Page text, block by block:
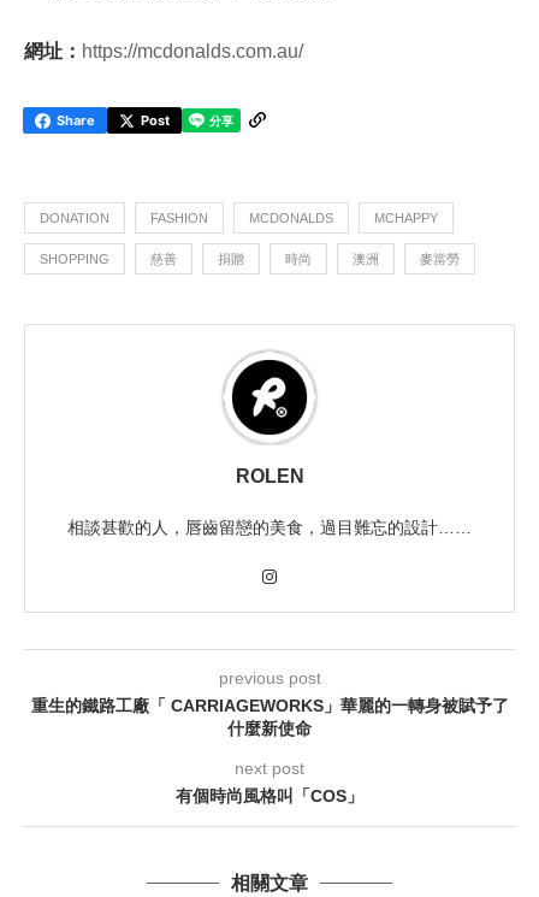
網址： https://mcdonalds.com.au/
Share Post
DONATION FASHION MCDONALDS MCHAPPY
SHOPPING 慈善 捐贈 時尚 澳洲 麥當勞
ROLEN
相談甚歡的人，唇齒留戀的美食，過目難忘的設計……
previous post
重生的鐵路工廠「 CARRIAGEWORKS」華麗的一轉身被賦予了
什麼新使命
next post
有個時尚風格叫「COS」
相關文章